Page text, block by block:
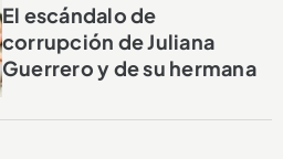
El escándalo de
corrupción de Juliana
Guerrero y de su hermana